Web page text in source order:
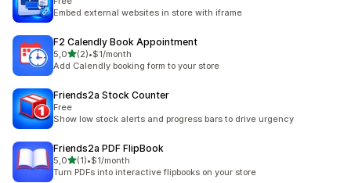
Embed external websites in store with iframe
F2 Calendly Book Appointment
5,0na 5 gwiazdek
(2)
Łączna liczba recenzji: 2
•$1/month
Add Calendly booking form to your store
Friends2a Stock Counter
Free
Show low stock alerts and progress bars to drive urgency
Friends2a PDF FlipBook
5,0na 5 gwiazdek
(1)
Łączna liczba recenzji: 1
•$1/month
Turn PDFs into interactive flipbooks on your store